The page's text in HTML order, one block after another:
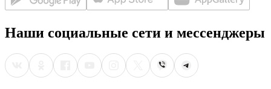
Наши социальные сети и мессенджеры